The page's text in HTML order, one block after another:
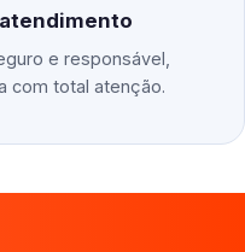
e responsável,
com total atenção.